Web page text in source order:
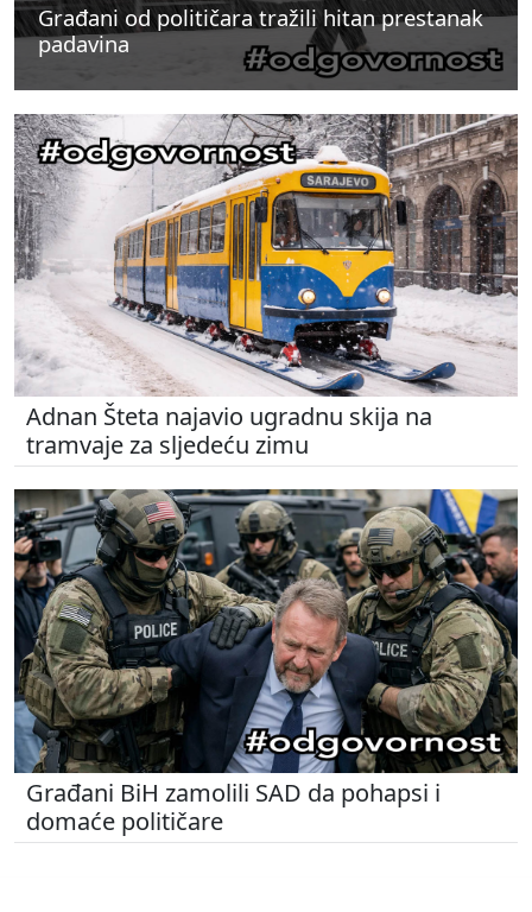
Građani od političara tražili hitan prestanak
padavina
Građani od političara tražili hitan prestanak
padavina
Građani od političara tražili hitan prestanak
padavina
Adnan Šteta najavio ugradnu skija na
tramvaje za sljedeću zimu
Građani BiH zamolili SAD da pohapsi i
domaće političare